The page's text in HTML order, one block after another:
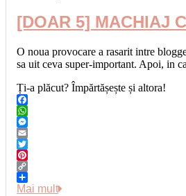
[DOAR 5] MACHIAJ
O noua provocare a rasarit intre
sa uit ceva super-important. Apoi, in
Ți-a plăcut? Împărtășește și altora!
Facebook
WhatsApp
Messenger
Email
Twitter
Pinterest
Copy
Link
Share
Mai mult